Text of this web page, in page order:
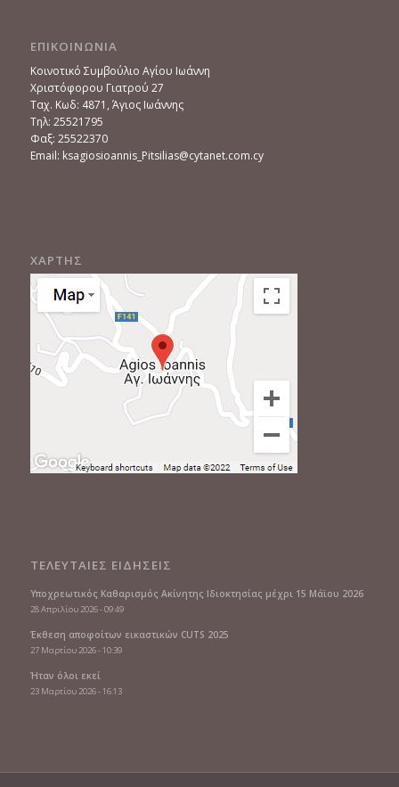
ΕΠΙΚΟΙΝΩΝΙΑ
Κοινοτικό Συμβούλιο Αγίου Ιωάννη
Χριστόφορου Γιατρού 27
Ταχ. Κωδ: 4871, Άγιος Ιωάννης
Τηλ: 25521795
Φαξ: 25522370
Email: ksagiosioannis_Pitsilias@cytanet.com.cy
ΧΑΡΤΗΣ
ΤΕΛΕΥΤΑΙΕΣ ΕΙΔΗΣΕΙΣ
Υποχρεωτικός Καθαρισμός Ακίνητης Ιδιοκτησίας μέχρι 15 Μάϊου 2026
28 Απριλίου 2026 - 09:49
Έκθεση αποφοίτων εικαστικών CUTS 2025
27 Μαρτίου 2026 - 10:39
Ήταν όλοι εκεί
23 Μαρτίου 2026 - 16:13